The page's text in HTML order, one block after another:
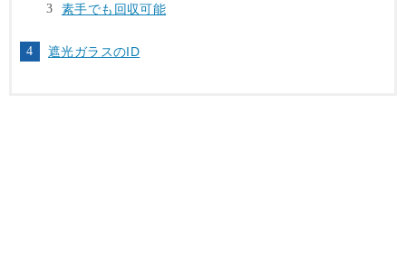
素手でも回収可能
遮光ガラスのID